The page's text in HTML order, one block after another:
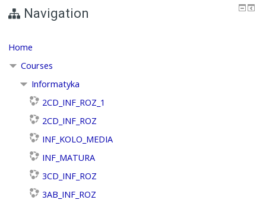
Navigation
Home
Courses
Informatyka
2CD_INF_ROZ_1
2CD_INF_ROZ
INF_KOLO_MEDIA
INF_MATURA
3CD_INF_ROZ
3AB_INF_ROZ